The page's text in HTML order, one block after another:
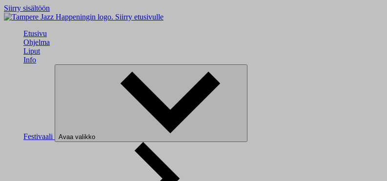
Siirry sisältöön
Siirry etusivulle
Etusivu
Ohjelma
Liput
Info
Festivaali Avaa valikko